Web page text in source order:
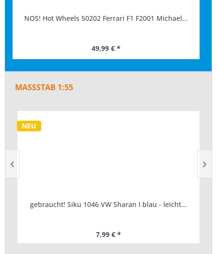
NOS! Hot Wheels 50202 Ferrari F1 F2001 Michael...
49,99 € *
MASSSTAB 1:55
NEU
gebraucht! Siku 1046 VW Sharan I blau - leicht...
7,99 € *